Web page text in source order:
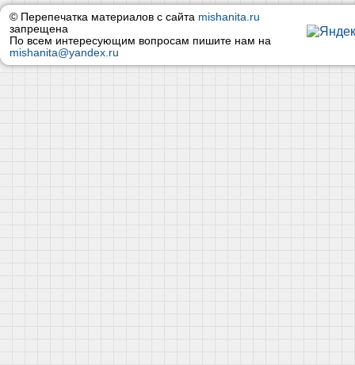
© Перепечатка материалов с сайта mishanita.ru
запрещена
По всем интересующим вопросам пишите нам на
mishanita@yandex.ru